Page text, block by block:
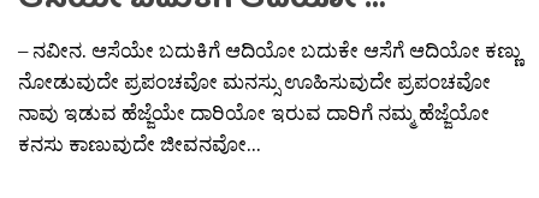
– ನವೀನ. ಆಸೆಯೇ ಬದುಕಿಗೆ ಆದಿಯೋ ಬದುಕೇ ಆಸೆಗೆ ಆದಿಯೋ ಕಣ್ಣು
ನೋಡುವುದೇ ಪ್ರಪಂಚವೋ ಮನಸ್ಸು ಊಹಿಸುವುದೇ ಪ್ರಪಂಚವೋ
ನಾವು ಇಡುವ ಹೆಜ್ಜೆಯೇ ದಾರಿಯೋ ಇರುವ ದಾರಿಗೆ ನಮ್ಮ ಹೆಜ್ಜೆಯೋ
ಕನಸು ಕಾಣುವುದೇ ಜೀವನವೋ...